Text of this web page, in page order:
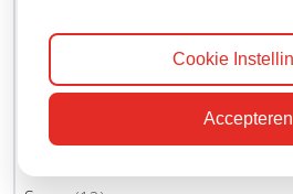
Slot(10)
Cookie
Accepteren